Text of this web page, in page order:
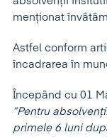
menţionat
Astfel conform
încadrarea în
Începând cu 01
”Pentru
primele 6 luni